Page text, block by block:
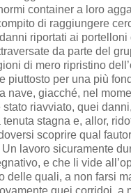
container a loro
di raggiungere
riportati ai portelloni
da parte del
di mero ripristino
piuttosto per una più
nave, giacché, nel
riavviato, quei
stagna e, allor,
scoprire qual
lavoro sicuramente
e che li vide
delle quali, a non farsi
quei corridoi, a